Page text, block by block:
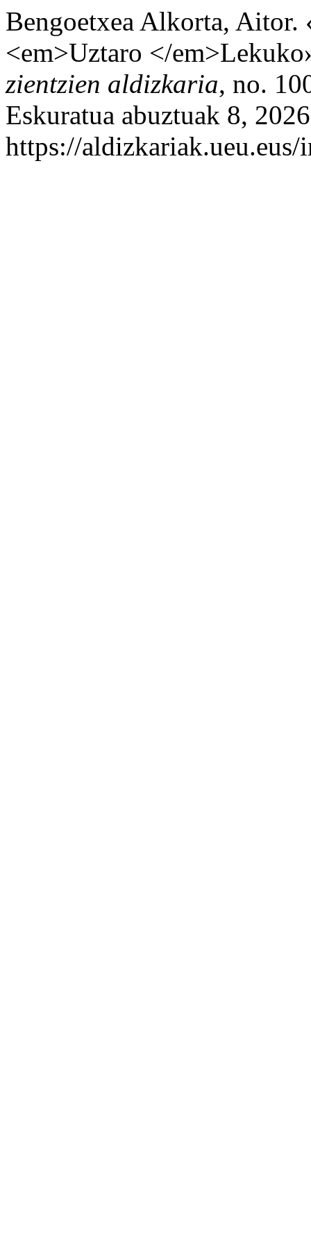
Bengoetxea Alkorta, Aitor.
<em>Uztaro </
zientzien aldizkaria, no.
Eskuratua abuztuak 8,
https://